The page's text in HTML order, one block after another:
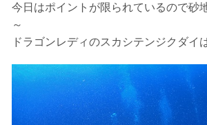
今日はポイントが限られているので砂
～
ドラゴンレディのスカシテンジクダイ
クジラの観察は水面からのみとし、
げてしまう場合があります。そのため
ィンキックなどをして泳ぐことも禁止
一度でもそのような行動を取る人間を
と、その後スイムで近づくことができ
いため、必ずこれらの事項をお守りく